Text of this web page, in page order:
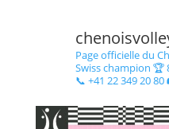
Page officielle du
Swiss champion
📞 +41 22 349 20